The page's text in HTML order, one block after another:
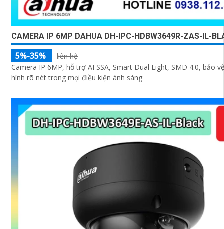
CAMERA IP 6MP DAHUA DH-IPC-HDBW3649R-ZAS-IL-
5%-35%
liên hệ
Camera IP 6MP, hỗ trợ AI SSA, Smart Dual Light, SMD 4.0, bảo
hình rõ nét trong mọi điều kiện ánh sáng